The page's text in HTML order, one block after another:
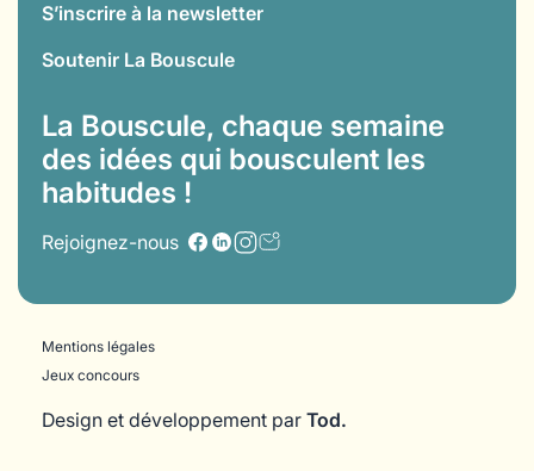
S’inscrire à la newsletter
Soutenir La Bouscule
La Bouscule, chaque semaine
des idées qui bousculent les
habitudes !
Rejoignez-nous
Mentions légales
Jeux concours
Design et développement par Tod.